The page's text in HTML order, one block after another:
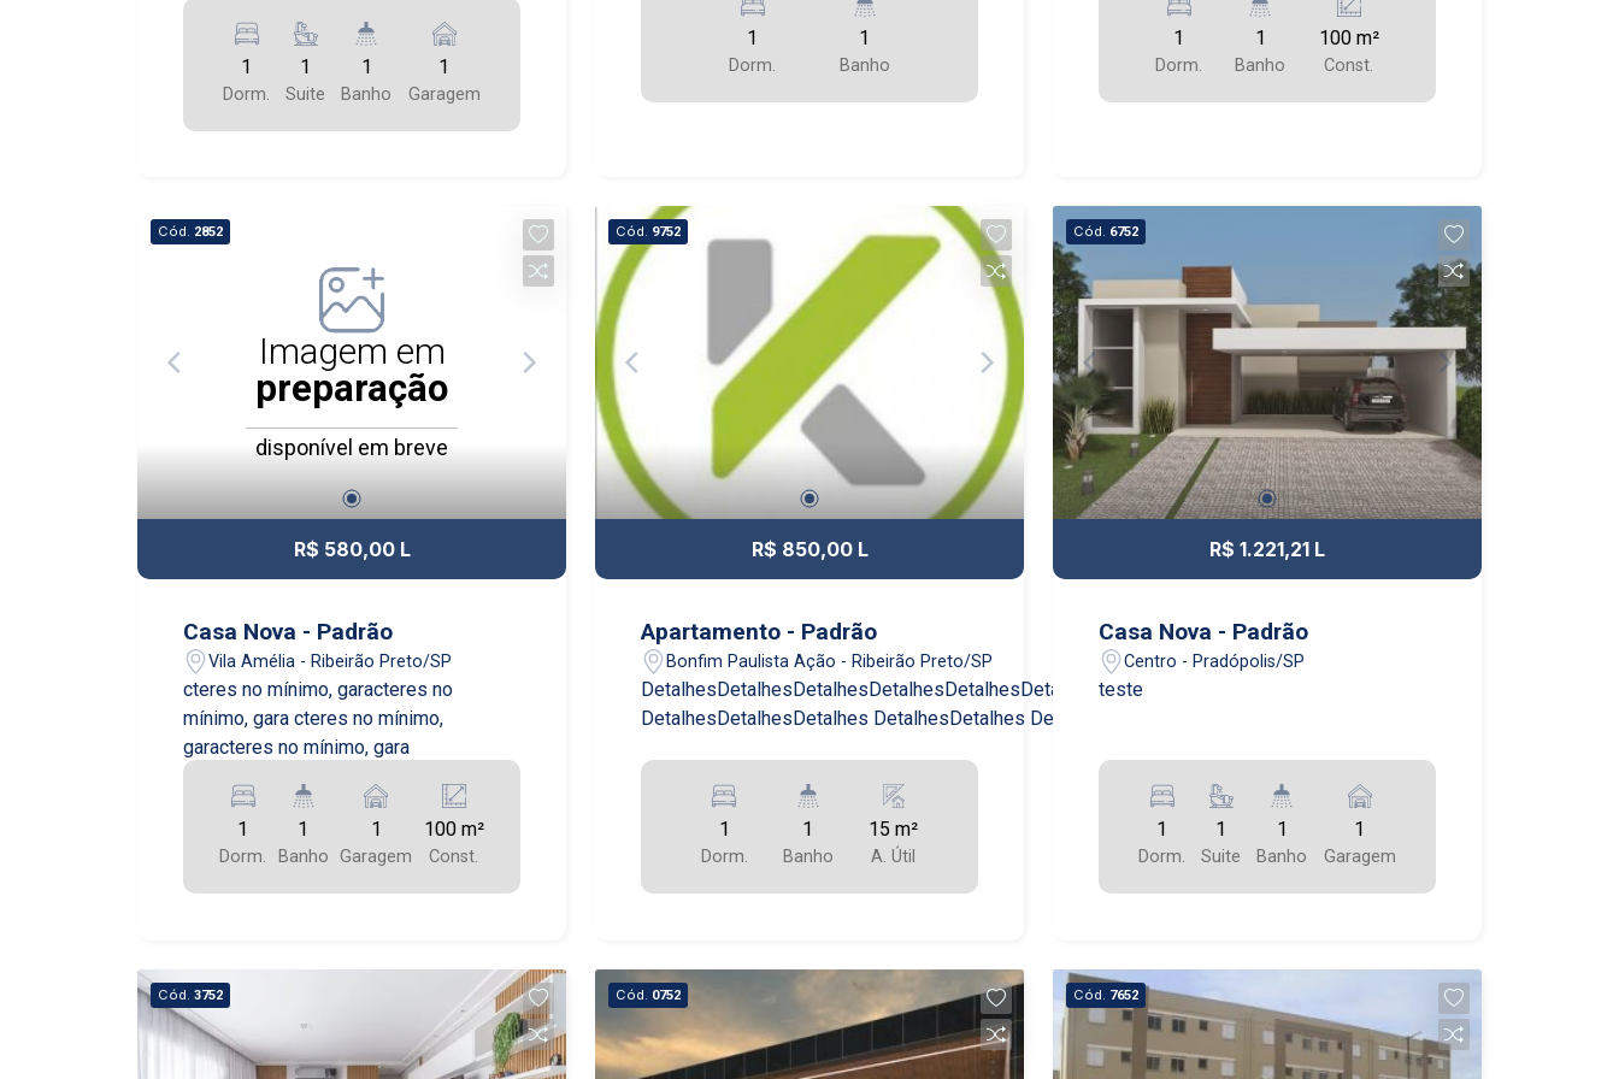
agende uma visita!
1
Dorm.
1
Suite
1
Banho
1
Garagem
1
Dorm.
1
Banho
1
Dorm.
1
Banho
100 m²
Const.
Cód. 2852
Imagem em
preparação
disponível em breve
R$ 580,00 L
Casa Nova - Padrão
Vila Amélia - Ribeirão Preto/SP
cteres no mínimo, garacteres no
mínimo, gara cteres no mínimo,
garacteres no mínimo, gara
1
Dorm.
1
Banho
1
Garagem
100 m²
Const.
Cód. 9752
R$ 850,00 L
Apartamento - Padrão
Bonfim Paulista Ação - Ribeirão Preto/SP
DetalhesDetalhesDetalhesDetalhesDetalhesDetalhesDetalhesDetalhesDetalhesDetalhes
DetalhesDetalhesDetalhes DetalhesDetalhes DetalhesDetalhes DetalhesDetalhes
1
Dorm.
1
Banho
15 m²
A. Útil
Cód. 6752
R$ 1.221,21 L
Casa Nova - Padrão
Centro - Pradópolis/SP
teste
1
Dorm.
1
Suite
1
Banho
1
Garagem
Cód. 3752 Cód. 0752 Cód. 7652